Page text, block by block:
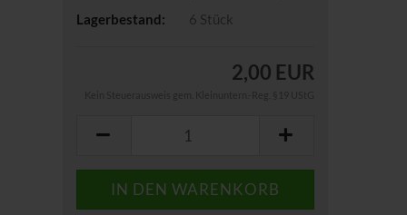
Lagerbestand: 6 Stück
2,00 EUR